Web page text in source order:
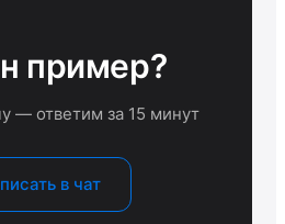
пример?
— ответим за 15 минут
в чат